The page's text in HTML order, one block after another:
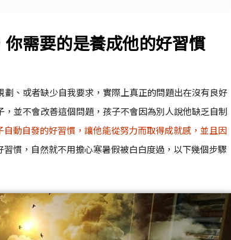
需要的是養成他的好習慣
、或者缺少自我要求，實際上真正的問題出在沒有良好
並不會改善這個問題，孩子不會因為別人說他缺乏自制
動自發的好習慣，讓他能從努力而取得成就感，並且因
習慣，自然就不用擔心寒暑假被白白度過，以下幾個步驟